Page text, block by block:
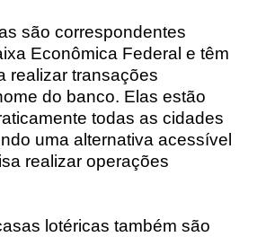
são correspondentes
Econômica Federal e têm
realizar transações
do banco. Elas estão
todas as cidades
uma alternativa acessível
realizar operações
lotéricas também são